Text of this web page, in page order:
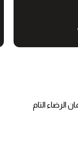
الرضاء التام